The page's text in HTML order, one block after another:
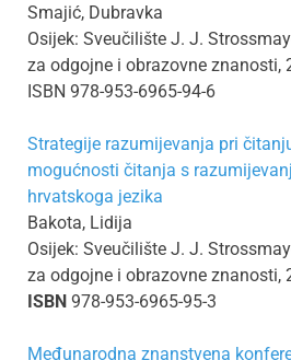
Smajić, Dubravka
Osijek: Sveučilište J. J.
za odgojne i obrazovne znanosti,
ISBN 978-953-6965-94-6
Strategije razumijevanja pri
mogućnosti čitanja s
hrvatskoga jezika
Bakota, Lidija
Osijek: Sveučilište J. J.
za odgojne i obrazovne znanosti,
ISBN 978-953-6965-95-3
Međunarodna znanstvena